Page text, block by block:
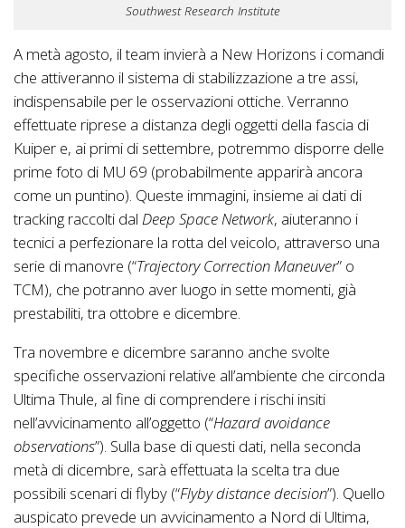
Southwest Research Institute
A metà agosto, il team invierà a New Horizons i comandi
che attiveranno il sistema di stabilizzazione a tre assi,
indispensabile per le osservazioni ottiche. Verranno
effettuate riprese a distanza degli oggetti della fascia di
Kuiper e, ai primi di settembre, potremmo disporre delle
prime foto di MU 69 (probabilmente apparirà ancora
come un puntino). Queste immagini, insieme ai dati di
tracking raccolti dal Deep Space Network, aiuteranno i
tecnici a perfezionare la rotta del veicolo, attraverso una
serie di manovre (“Trajectory Correction Maneuver” o
TCM), che potranno aver luogo in sette momenti, già
prestabiliti, tra ottobre e dicembre.
Tra novembre e dicembre saranno anche svolte
specifiche osservazioni relative all’ambiente che circonda
Ultima Thule, al fine di comprendere i rischi insiti
nell’avvicinamento all’oggetto (“Hazard avoidance
observations”). Sulla base di questi dati, nella seconda
metà di dicembre, sarà effettuata la scelta tra due
possibili scenari di flyby (“Flyby distance decision”). Quello
auspicato prevede un avvicinamento a Nord di Ultima,